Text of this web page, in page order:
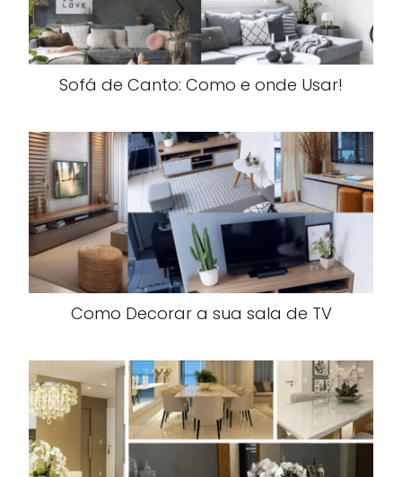
Sofá de Canto: Como e onde Usar!
Como Decorar a sua sala de TV